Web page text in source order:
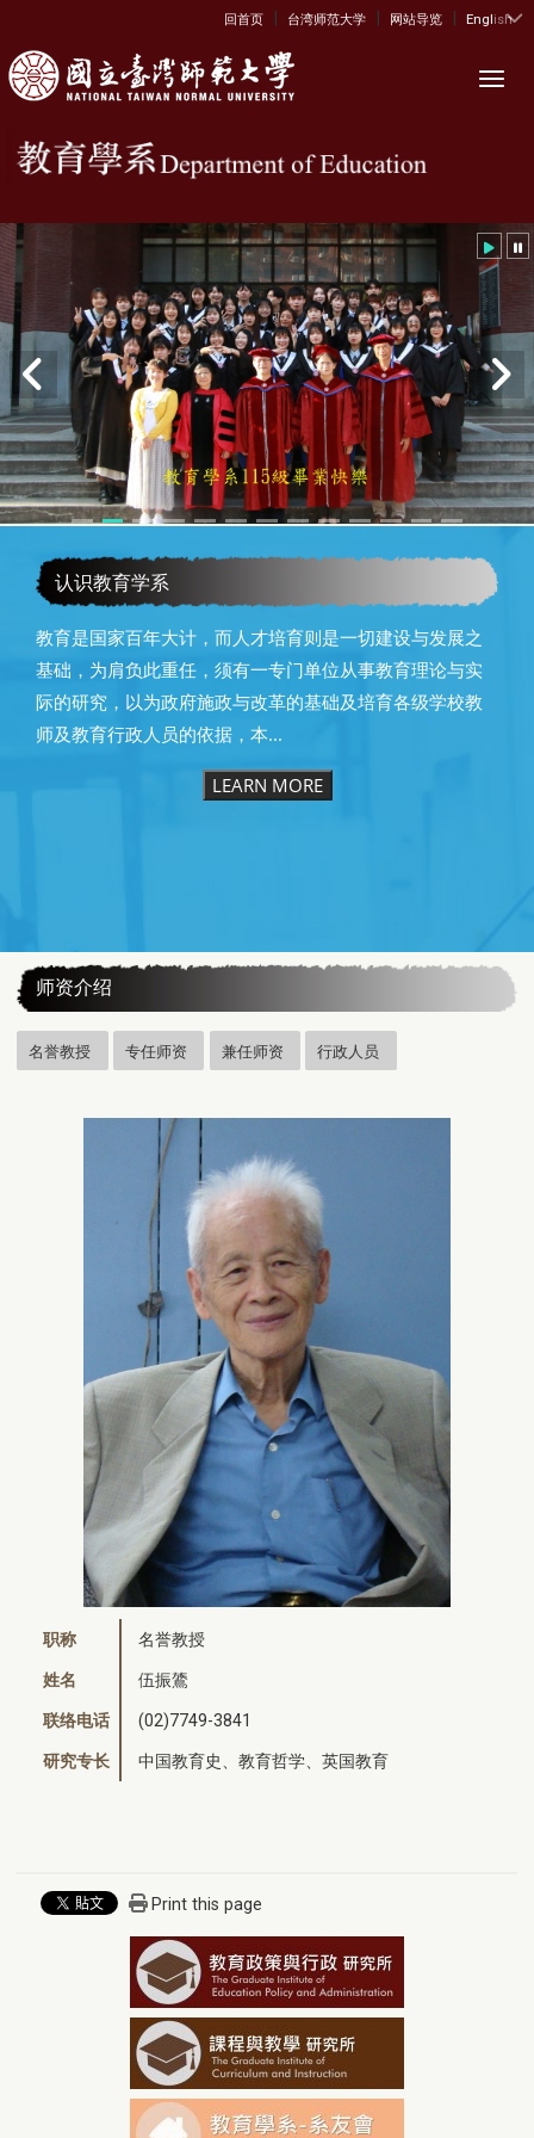
:::
回首页 | 台湾师范大学 | 网站导览 | English
认识教育学系
教育是国家百年大计，而人才培育则是一切建设与发展之
基础，为肩负此重任，须有一专门单位从事教育理论与实
际的研究，以为政府施政与改革的基础及培育各级学校教
师及教育行政人员的依据，本...
LEARN MORE
师资介绍
名誉教授 专任师资 兼任师资 行政人员
职称 名誉教授
姓名 伍振鷟
联络电话 (02)7749-3841
研究专长 中国教育史、教育哲学、英国教育
Print this page